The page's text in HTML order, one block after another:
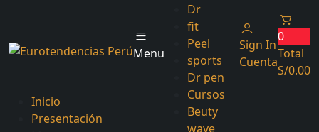
Menu
Dr
fit
Peel
sports
Dr pen
Cursos
Beuty
wave
Sign In
Cuenta
0
Total
S/0.00
Inicio
Presentación